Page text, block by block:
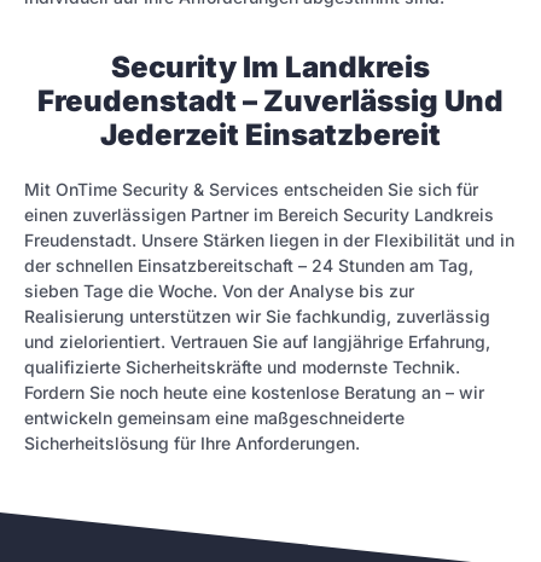
Security Im Landkreis
Freudenstadt – Zuverlässig Und
Jederzeit Einsatzbereit
Mit OnTime Security & Services entscheiden Sie sich für
einen zuverlässigen Partner im Bereich Security Landkreis
Freudenstadt. Unsere Stärken liegen in der Flexibilität und in
der schnellen Einsatzbereitschaft – 24 Stunden am Tag,
sieben Tage die Woche. Von der Analyse bis zur
Realisierung unterstützen wir Sie fachkundig, zuverlässig
und zielorientiert. Vertrauen Sie auf langjährige Erfahrung,
qualifizierte Sicherheitskräfte und modernste Technik.
Fordern Sie noch heute eine kostenlose Beratung an – wir
entwickeln gemeinsam eine maßgeschneiderte
Sicherheitslösung für Ihre Anforderungen.